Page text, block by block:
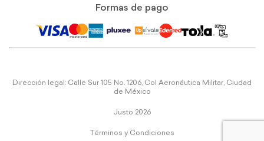
Formas de pago
Dirección legal: Calle Sur 105 No. 1206, Col Aeronáutica Militar, Ciudad
de México
Justo 2026
Términos y Condiciones